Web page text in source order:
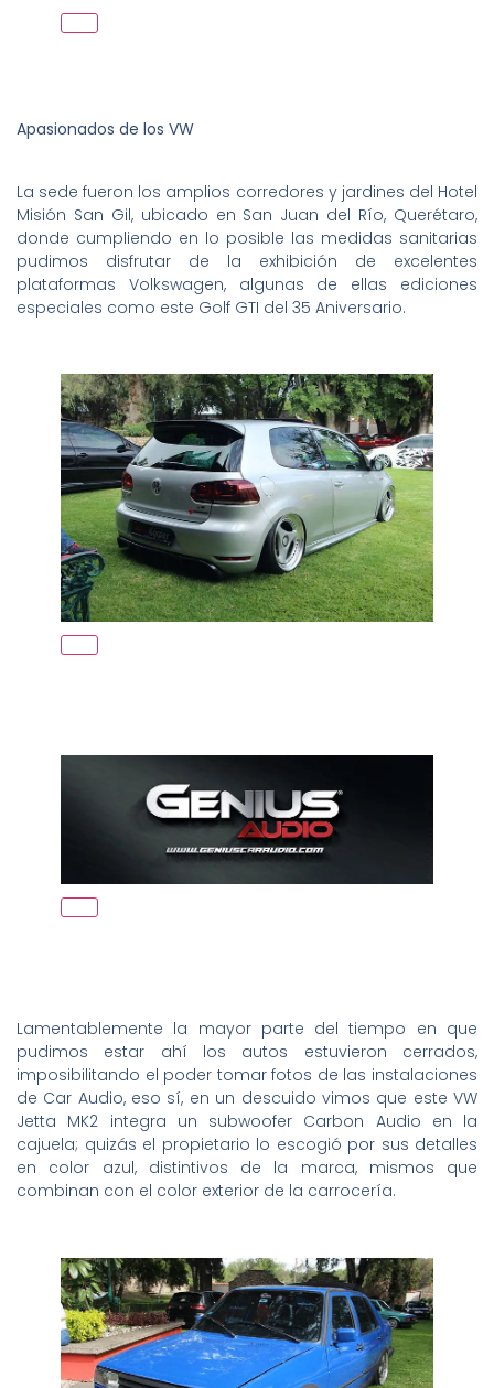
Apasionados de los VW
La sede fueron los amplios corredores y jardines del Hotel
Misión San Gil, ubicado en San Juan del Río, Querétaro,
donde cumpliendo en lo posible las medidas sanitarias
pudimos disfrutar de la exhibición de excelentes
plataformas Volkswagen, algunas de ellas ediciones
especiales como este Golf GTI del 35 Aniversario.
Lamentablemente la mayor parte del tiempo en que
pudimos estar ahí los autos estuvieron cerrados,
imposibilitando el poder tomar fotos de las instalaciones
de Car Audio, eso sí, en un descuido vimos que este VW
Jetta MK2 integra un subwoofer Carbon Audio en la
cajuela; quizás el propietario lo escogió por sus detalles
en color azul, distintivos de la marca, mismos que
combinan con el color exterior de la carrocería.